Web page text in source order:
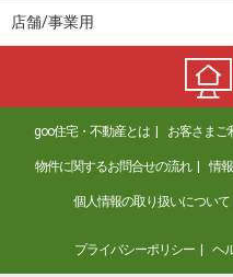
店舗/事業用
goo住宅・不動産とは お客さまご
物件に関するお問合せの流れ 情
個人情報の取り扱いについて
プライバシーポリシー ヘ